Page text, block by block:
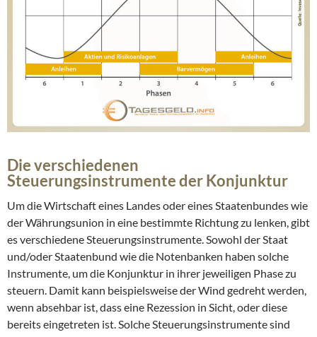
Die verschiedenen
Steuerungsinstrumente der Konjunktur
Um die Wirtschaft eines Landes oder eines Staatenbundes wie
der Währungsunion in eine bestimmte Richtung zu lenken, gibt
es verschiedene Steuerungsinstrumente. Sowohl der Staat
und/oder Staatenbund wie die Notenbanken haben solche
Instrumente, um die Konjunktur in ihrer jeweiligen Phase zu
steuern. Damit kann beispielsweise der Wind gedreht werden,
wenn absehbar ist, dass eine Rezession in Sicht, oder diese
bereits eingetreten ist. Solche Steuerungsinstrumente sind